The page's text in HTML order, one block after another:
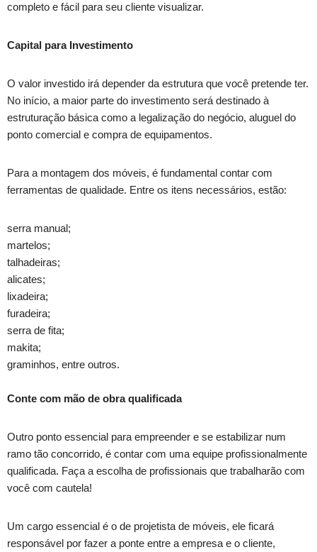
completo e fácil para seu cliente visualizar.
Capital para Investimento
O valor investido irá depender da estrutura que você pretende ter.
No início, a maior parte do investimento será destinado à
estruturação básica como a legalização do negócio, aluguel do
ponto comercial e compra de equipamentos.
Para a montagem dos móveis, é fundamental contar com
ferramentas de qualidade. Entre os itens necessários, estão:
serra manual;
martelos;
talhadeiras;
alicates;
lixadeira;
furadeira;
serra de fita;
makita;
graminhos, entre outros.
Conte com mão de obra qualificada
Outro ponto essencial para empreender e se estabilizar num
ramo tão concorrido, é contar com uma equipe profissionalmente
qualificada. Faça a escolha de profissionais que trabalharão com
você com cautela!
Um cargo essencial é o de projetista de móveis, ele ficará
responsável por fazer a ponte entre a empresa e o cliente,